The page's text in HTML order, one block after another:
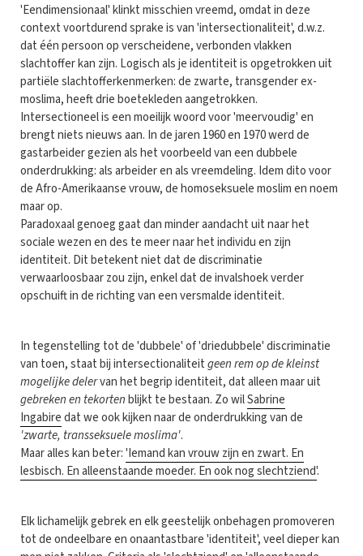
'Eendimensionaal' klinkt misschien vreemd, omdat in deze
context voortdurend sprake is van 'intersectionaliteit', d.w.z.
dat één persoon op verscheidene, verbonden vlakken
slachtoffer kan zijn. Logisch als je identiteit is opgetrokken uit
partiële slachtofferkenmerken: de zwarte, transgender ex-
moslima, heeft drie boetekleden aangetrokken.
Intersectioneel is een moeilijk woord voor 'meervoudig' en
brengt niets nieuws aan. In de jaren 1960 en 1970 werd de
gastarbeider gezien als het voorbeeld van een dubbele
onderdrukking: als arbeider en als vreemdeling. Idem dito voor
de Afro-Amerikaanse vrouw, de homoseksuele moslim en noem
maar op.
Paradoxaal genoeg gaat dan minder aandacht uit naar het
sociale wezen en des te meer naar het individu en zijn
identiteit. Dit betekent niet dat de discriminatie
verwaarloosbaar zou zijn, enkel dat de invalshoek verder
opschuift in de richting van een versmalde identiteit.
In tegenstelling tot de 'dubbele' of 'driedubbele' discriminatie
van toen, staat bij intersectionaliteitgeen rem op de kleinst
mogelijke delervan het begrip identiteit, dat alleen maar uit
gebreken en tekortenblijkt te bestaan. Zo wilSabrine
Ingabiredat we ook kijken naar de onderdrukking van de
'zwarte, transseksuele moslima'.
Maar alles kan beter:'Iemand kan vrouw zijn en zwart. En
lesbisch. En alleenstaande moeder. En ook nog slechtziend'.
Elk lichamelijk gebrek en elk geestelijk onbehagen promoveren
tot de ondeelbare en onaantastbare 'identiteit', veel dieper kan